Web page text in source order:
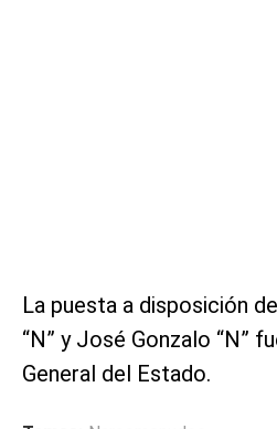
La puesta a disposición
“N” y José Gonzalo “N”
General del Estado.